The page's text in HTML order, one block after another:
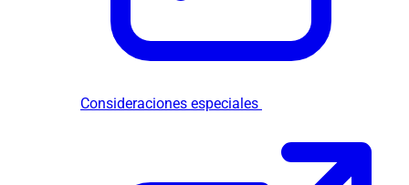
Consideraciones especiales